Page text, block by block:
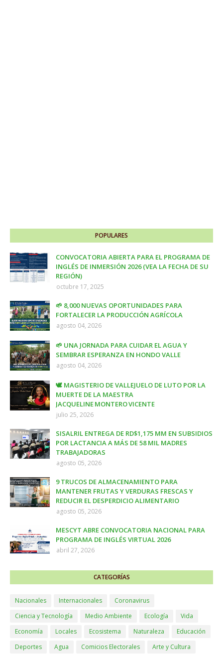
POPULARES
CONVOCATORIA ABIERTA PARA EL PROGRAMA DE
INGLÉS DE INMERSIÓN 2026 (VEA LA FECHA DE SU
REGIÓN)
octubre 17, 2025
🌱 8,000 NUEVAS OPORTUNIDADES PARA
FORTALECER LA PRODUCCIÓN AGRÍCOLA
agosto 04, 2026
🌱 UNA JORNADA PARA CUIDAR EL AGUA Y
SEMBRAR ESPERANZA EN HONDO VALLE
agosto 04, 2026
🕊️ MAGISTERIO DE VALLEJUELO DE LUTO POR LA
MUERTE DE LA MAESTRA
JACQUELINE MONTERO VICENTE
julio 25, 2026
SISALRIL ENTREGA DE RD$1,175 MM EN SUBSIDIOS
POR LACTANCIA A MÁS DE 58 MIL MADRES
TRABAJADORAS
agosto 05, 2026
9 TRUCOS DE ALMACENAMIENTO PARA
MANTENER FRUTAS Y VERDURAS FRESCAS Y
REDUCIR EL DESPERDICIO ALIMENTARIO
agosto 05, 2026
MESCYT ABRE CONVOCATORIA NACIONAL PARA
PROGRAMA DE INGLÉS VIRTUAL 2026
abril 27, 2026
CATEGORÍAS
Nacionales Internacionales
Coronavirus
Ciencia y Tecnología
Medio Ambiente Ecología
Vida
Economía
Locales Ecosistema Naturaleza
Educación
Deportes
Agua Comicios Electorales Arte y Cultura